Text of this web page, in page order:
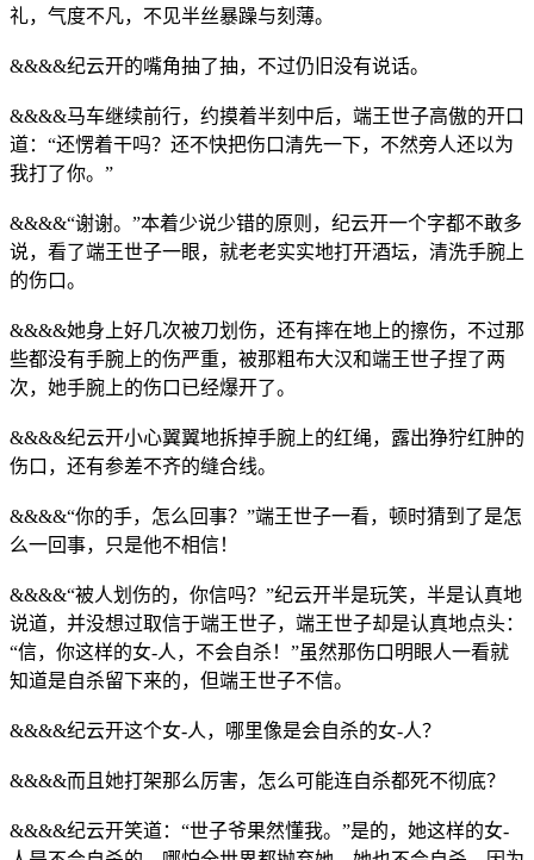
礼，气度不凡，不见半丝暴躁与刻薄。
&&&&纪云开的嘴角抽了抽，不过仍旧没有说话。
&&&&马车继续前行，约摸着半刻中后，端王世子高傲的开口
道：“还愣着干吗？还不快把伤口清先一下，不然旁人还以为
我打了你。”
&&&&“谢谢。”本着少说少错的原则，纪云开一个字都不敢多
说，看了端王世子一眼，就老老实实地打开酒坛，清洗手腕上
的伤口。
&&&&她身上好几次被刀划伤，还有摔在地上的擦伤，不过那
些都没有手腕上的伤严重，被那粗布大汉和端王世子捏了两
次，她手腕上的伤口已经爆开了。
&&&&纪云开小心翼翼地拆掉手腕上的红绳，露出狰狞红肿的
伤口，还有参差不齐的缝合线。
&&&&“你的手，怎么回事？”端王世子一看，顿时猜到了是怎
么一回事，只是他不相信！
&&&&“被人划伤的，你信吗？”纪云开半是玩笑，半是认真地
说道，并没想过取信于端王世子，端王世子却是认真地点头：
“信，你这样的女-人，不会自杀！”虽然那伤口明眼人一看就
知道是自杀留下来的，但端王世子不信。
&&&&纪云开这个女-人，哪里像是会自杀的女-人？
&&&&而且她打架那么厉害，怎么可能连自杀都死不彻底？
&&&&纪云开笑道：“世子爷果然懂我。”是的，她这样的女-